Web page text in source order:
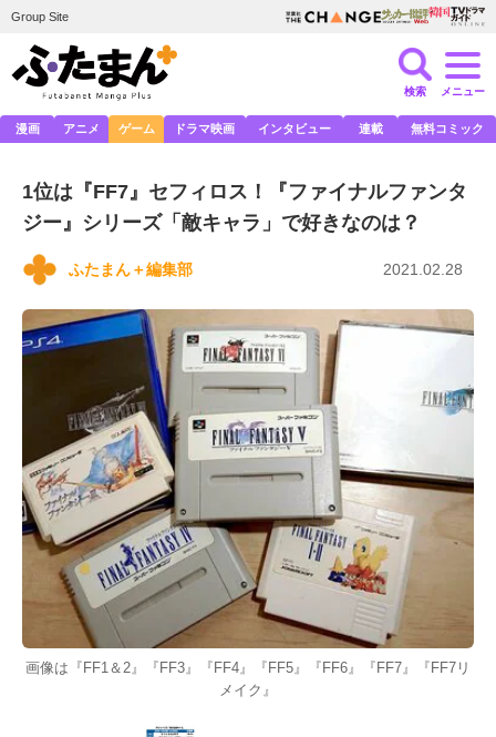
Group Site
検索 メニュー
漫画 アニメ ゲーム ドラマ映画 インタビュー 連載 無料コミック
1位は『FF7』セフィロス！『ファイナルファンタ
ジー』シリーズ「敵キャラ」で好きなのは？
ふたまん＋編集部 2021.02.28
画像は『FF1＆2』『FF3』『FF4』『FF5』『FF6』『FF7』『FF7リ
メイク』